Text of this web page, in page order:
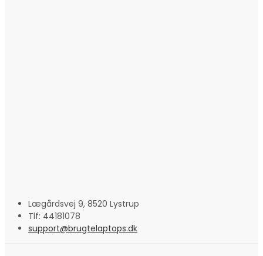
Lægårdsvej 9, 8520 Lystrup
Tlf: 44181078
support@brugtelaptops.dk